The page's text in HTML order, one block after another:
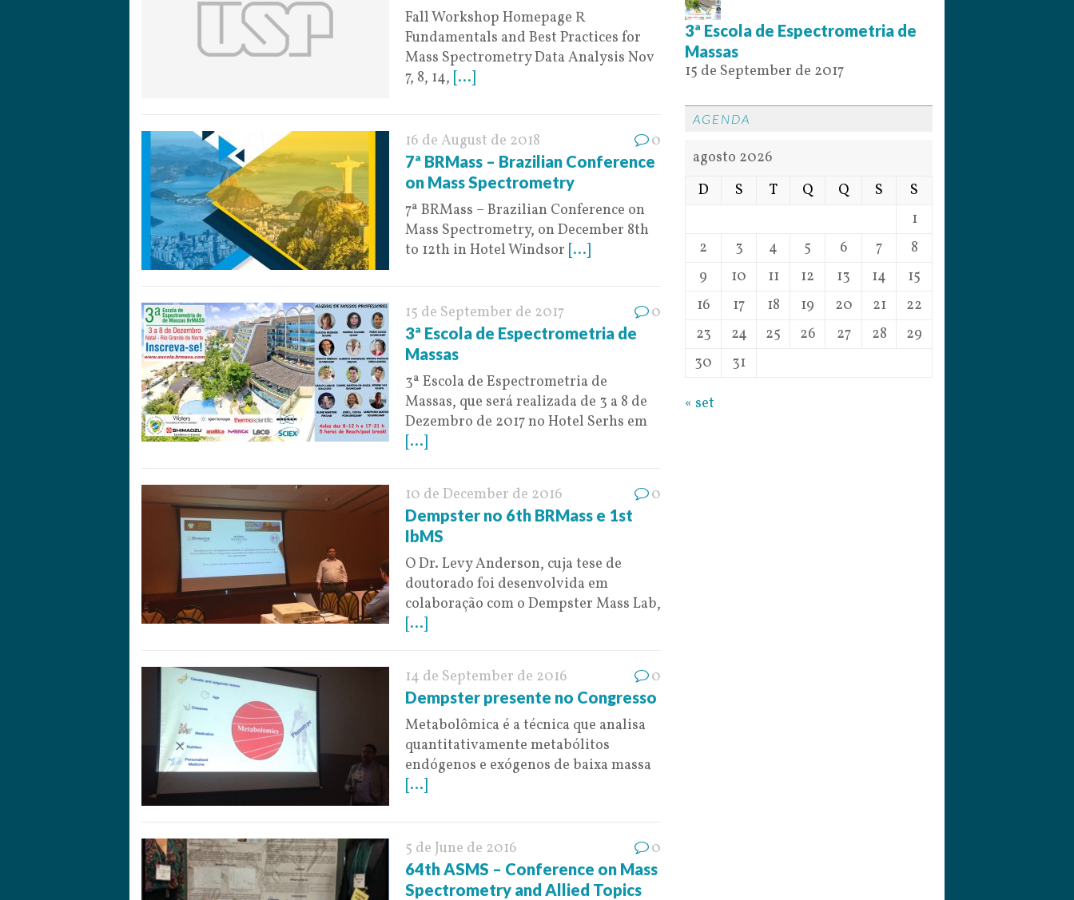
Fall Workshop Homepage R
Fundamentals and Best Practices for
Mass Spectrometry Data Analysis Nov
7, 8, 14, [...]
16 de August de 2018 0
7ª BRMass – Brazilian Conference
on Mass Spectrometry
7ª BRMass – Brazilian Conference on
Mass Spectrometry, on December 8th
to 12th in Hotel Windsor [...]
15 de September de 2017 0
3ª Escola de Espectrometria de
Massas
3ª Escola de Espectrometria de
Massas, que será realizada de 3 a 8 de
Dezembro de 2017 no Hotel Serhs em
[...]
10 de December de 2016 0
Dempster no 6th BRMass e 1st
IbMS
O Dr. Levy Anderson, cuja tese de
doutorado foi desenvolvida em
colaboração com o Dempster Mass Lab,
[...]
14 de September de 2016 0
Dempster presente no Congresso
Metabolômica é a técnica que analisa
quantitativamente metabólitos
endógenos e exógenos de baixa massa
[...]
5 de June de 2016 0
64th ASMS – Conference on Mass
Spectrometry and Allied Topics
3ª Escola de Espectrometria de
Massas
15 de September de 2017
AGENDA
agosto 2026
D
S T Q Q S
S
1
2
3 4 5 6 7
8
9
10 11 12 13 14
15
16
17 18 19 20 21
22
23
24 25 26 27 28
29
30
31
« set